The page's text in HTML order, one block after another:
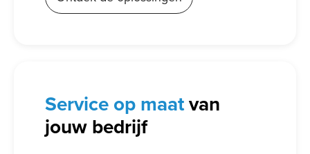
Serviceop maatvan
jouw bedrijf